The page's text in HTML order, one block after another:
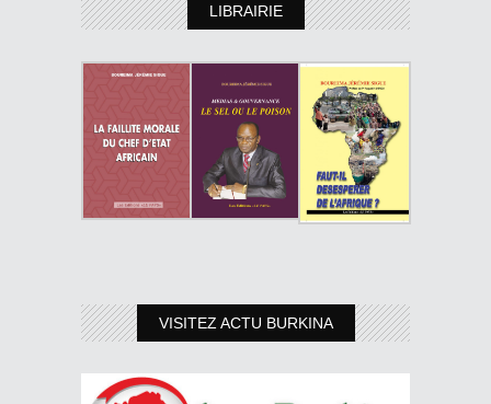
LIBRAIRIE
VISITEZ ACTU BURKINA